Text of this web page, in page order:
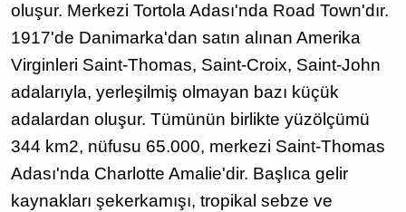
oluşur. Merkezi Tortola Adası'nda Road Town'dır.
1917'de Danimarka'dan satın alınan Amerika
Virginleri Saint-Thomas, Saint-Croix, Saint-John
adalarıyla, yerleşilmiş olmayan bazı küçük
adalardan oluşur. Tümünün birlikte yüzölçümü
344 km2, nüfusu 65.000, merkezi Saint-Thomas
Adası'nda Charlotte Amalie'dir. Başlıca gelir
kaynakları şekerkamışı, tropikal sebze ve